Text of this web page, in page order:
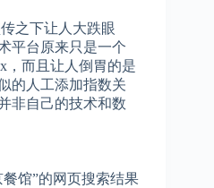
传之下让人大跌眼
平台原来只是一个
，而且让人倒胃的是
的人工添加指数关
非自己的技术和数
餐馆”的网页搜索结果